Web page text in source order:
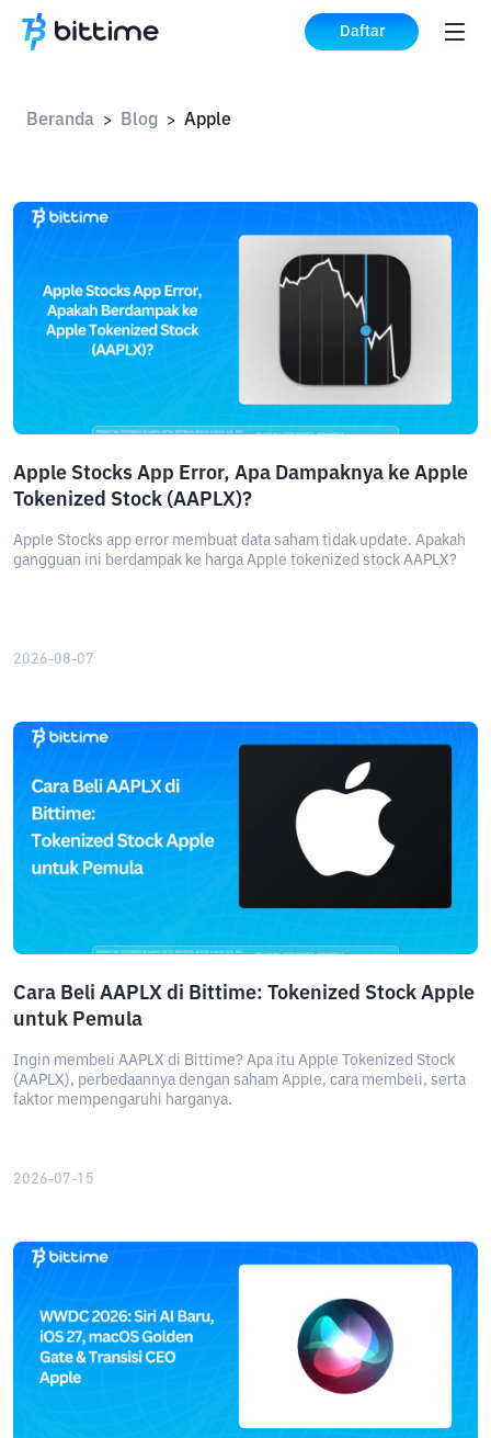
Daftar
Beranda > Blog > Apple
Apple Stocks App Error, Apa Dampaknya ke Apple
Tokenized Stock (AAPLX)?
Apple Stocks app error membuat data saham tidak update. Apakah
gangguan ini berdampak ke harga Apple tokenized stock AAPLX?
2026-08-07
Cara Beli AAPLX di Bittime: Tokenized Stock Apple
untuk Pemula
Ingin membeli AAPLX di Bittime? Apa itu Apple Tokenized Stock
(AAPLX), perbedaannya dengan saham Apple, cara membeli, serta
faktor mempengaruhi harganya.
2026-07-15